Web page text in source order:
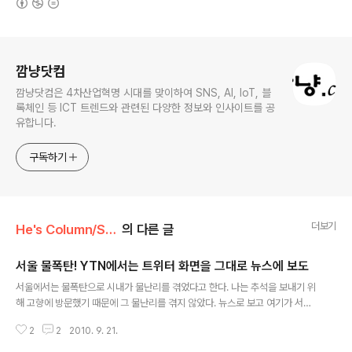
깜냥닷컴
깜냥닷컴은 4차산업혁명 시대를 맞이하여 SNS, AI, IoT, 블
록체인 등 ICT 트렌드와 관련된 다양한 정보와 인사이트를 공
유합니다.
구독하기
He's Column/Social 의 다른 글 더보기
서울 물폭탄! YTN에서는 트위터 화면을 그대로 뉴스에 보도
서울에서는 물폭탄으로 시내가 물난리를 겪었다고 한다. 나는 추석을 보내기 위
해 고향에 방문했기 때문에 그 물난리를 겪지 않았다. 뉴스로 보고 여기가 서울
N 뉴스를 보면서 깜짝 놀랐다. 트위터 화면을 그대로 뉴스에 내보내고 있었기
2 2 2010. 9. 21.